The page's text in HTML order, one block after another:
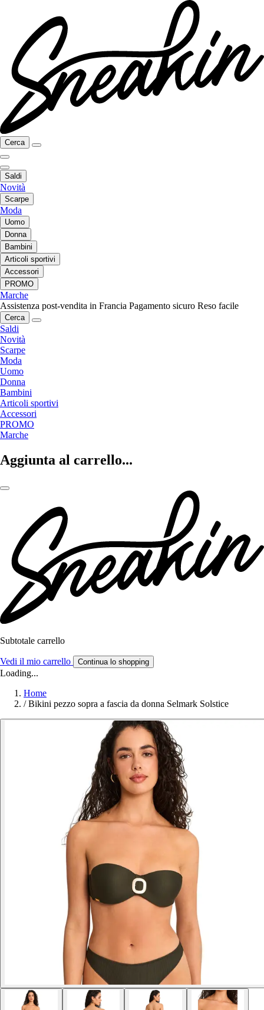
Cerca
Saldi
Novità
Scarpe
Moda
Uomo
Donna
Bambini
Articoli sportivi
Accessori
PROMO
Marche
Assistenza post-vendita in Francia Pagamento sicuro Reso facile
Cerca
Saldi
Novità
Scarpe
Moda
Uomo
Donna
Bambini
Articoli sportivi
Accessori
PROMO
Marche
Aggiunta al carrello...
Subtotale carrello
Vedi il mio carrello Continua lo shopping
Loading...
Home
/ Bikini pezzo sopra a fascia da donna Selmark Solstice